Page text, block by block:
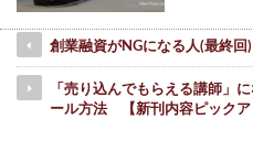
創業融資がNGになる人(最終回)
「売り込んでもらえる講師」
ール方法 【新刊内容ピックア